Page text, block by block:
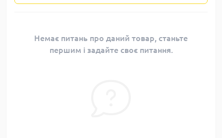
Немає питань про даний товар, станьте
першим і задайте своє питання.